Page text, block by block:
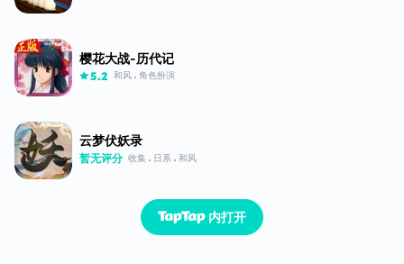
樱花大战-历代记
5.2 和风 角色扮演
云梦伏妖录
暂无评分 收集 日系 和风
已经到底了内打开